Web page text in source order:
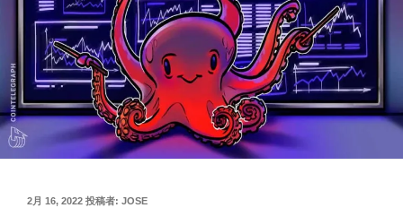
投
2月 16, 2022 投稿者: JOSE